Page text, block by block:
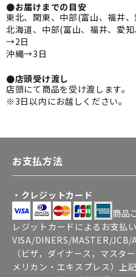
●お届けまでの目安
東北、関東、中部(富山、福井
北海道、中部(富山、福井、愛
→2日
沖縄→3日
●店頭受け渡し
店頭にて商品を受け渡します。
※3日以内にお越しください。
お支払方法
・クレジットカード
商品
レジットカードによるお支払い
VISA/DINERS/MASTER/JCB/
（ビザ，ダイナース，マスタ
メリカン・エキスプレス）上